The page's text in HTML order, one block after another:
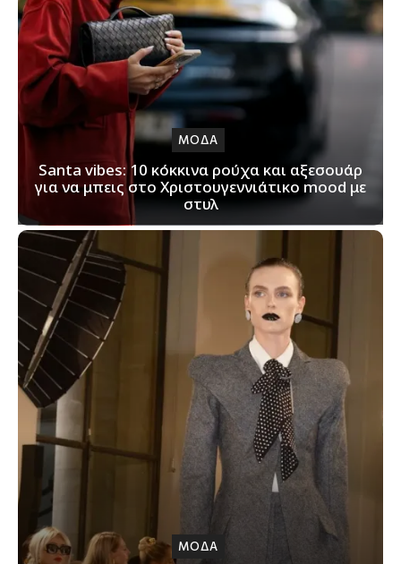
ΜΟΔΑ
Santa vibes: 10 κόκκινα ρούχα και αξεσουάρ
για να μπεις στο Χριστουγεννιάτικο mood με
στυλ
ΜΟΔΑ